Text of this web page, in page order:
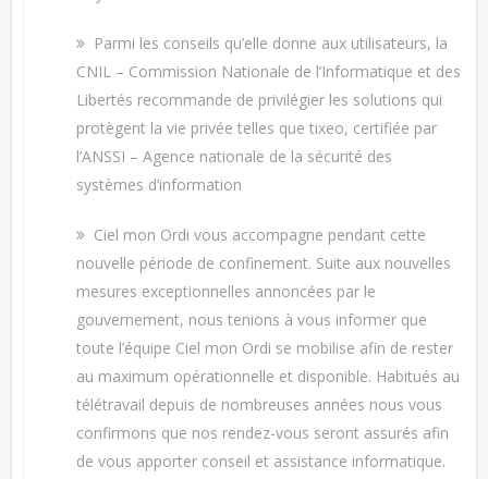
Parmi les conseils qu’elle donne aux utilisateurs, la
CNIL – Commission Nationale de l’Informatique et des
Libertés recommande de privilégier les solutions qui
protègent la vie privée telles que tixeo, certifiée par
l’ANSSI – Agence nationale de la sécurité des
systèmes d’information
Ciel mon Ordi vous accompagne pendant cette
nouvelle période de confinement. Suite aux nouvelles
mesures exceptionnelles annoncées par le
gouvernement, nous tenions à vous informer que
toute l’équipe Ciel mon Ordi se mobilise afin de rester
au maximum opérationnelle et disponible. Habitués au
télétravail depuis de nombreuses années nous vous
confirmons que nos rendez-vous seront assurés afin
de vous apporter conseil et assistance informatique.